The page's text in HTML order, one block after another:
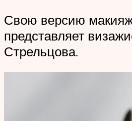
Свою версию
представляет
Стрельцова.